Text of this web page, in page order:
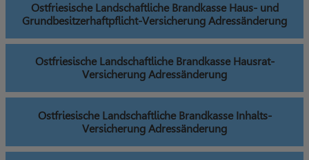
Ostfriesische Landschaftliche Brandkasse Haus- und
Grundbesitzerhaftpflicht-Versicherung Adressänderung
Ostfriesische Landschaftliche Brandkasse Hausrat-
Versicherung Adressänderung
Ostfriesische Landschaftliche Brandkasse Inhalts-
Versicherung Adressänderung